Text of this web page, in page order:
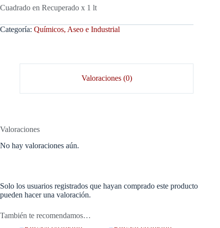
Cuadrado en Recuperado x 1 lt
Categoría: Químicos, Aseo e Industrial
Valoraciones (0)
Valoraciones
No hay valoraciones aún.
Solo los usuarios registrados que hayan comprado este producto
pueden hacer una valoración.
También te recomendamos…